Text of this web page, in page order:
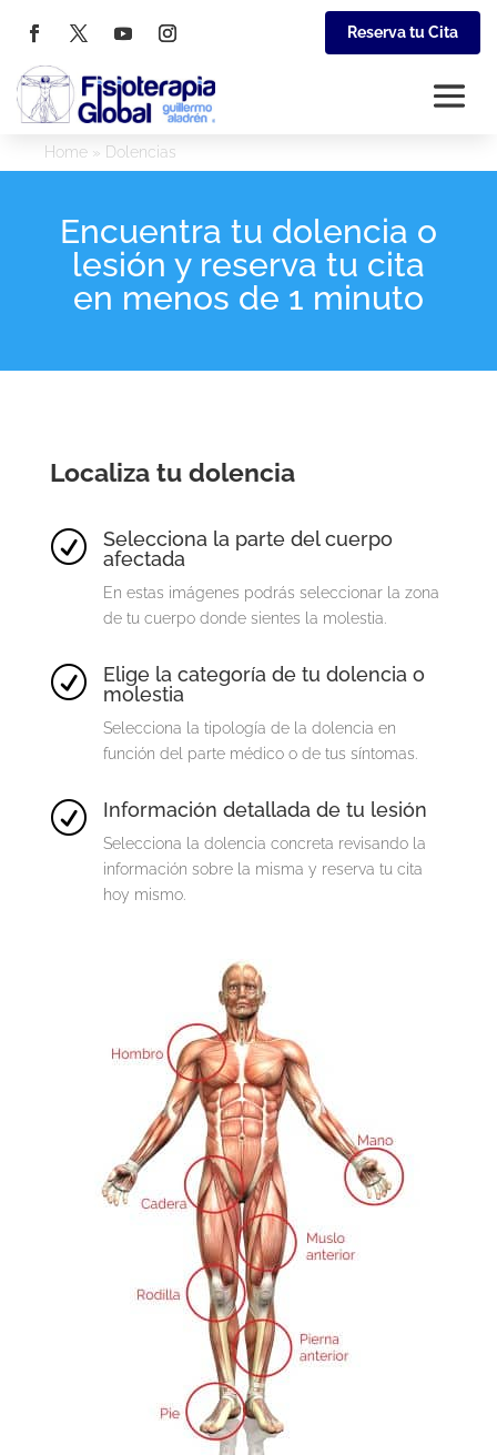
Reserva tu Cita
Home » Dolencias
Encuentra tu dolencia o
lesión y reserva tu cita
en menos de 1 minuto
Localiza tu dolencia
R
Selecciona la parte del cuerpo
afectada
En estas imágenes podrás seleccionar la zona
de tu cuerpo donde sientes la molestia.
R
Elige la categoría de tu dolencia o
molestia
Selecciona la tipología de la dolencia en
función del parte médico o de tus síntomas.
R Información detallada de tu lesión
Selecciona la dolencia concreta revisando la
información sobre la misma y reserva tu cita
hoy mismo.